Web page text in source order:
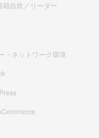
籍自炊／リーダー
・ネットワーク環境